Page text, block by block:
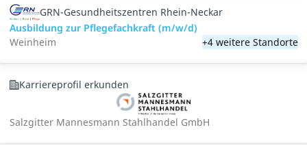
GRN-Gesundheitszentren Rhein-Neckar
Ausbildung zur Pflegefachkraft (m/w/d)
Weinheim
+4 weitere Standorte
Karriereprofil erkunden
Salzgitter Mannesmann Stahlhandel GmbH